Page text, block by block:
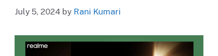
July 5, 2024 by Rani Kumari